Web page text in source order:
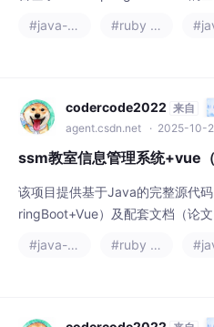
告）。技术栈涵盖Java、JSP、
及详细说明文档，有需要者可联系
取完整资源包。（99字）
codercode2022 来自
agent.csdn.net · 2025-10-
ssm教室信息管理系统+vue
该项目提供基于Java的完整源代
ringBoot+Vue）及配套文档（论文
术栈涵盖Java、SSM框架、
文末获取资料。codercode2022